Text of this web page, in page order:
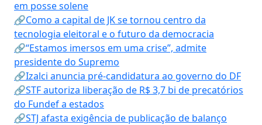
em posse solene
🔗Como a capital de JK se tornou centro da
tecnologia eleitoral e o futuro da democracia
🔗“Estamos imersos em uma crise”, admite
presidente do Supremo
🔗Izalci anuncia pré-candidatura ao governo do DF
🔗STF autoriza liberação de R$ 3,7 bi de precatórios
do Fundef a estados
🔗STJ afasta exigência de publicação de balanço